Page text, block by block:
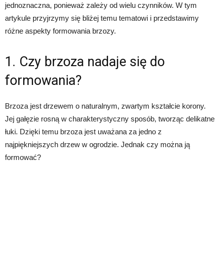
jednoznaczna, ponieważ zależy od wielu czynników. W tym
artykule przyjrzymy się bliżej temu tematowi i przedstawimy
różne aspekty formowania brzozy.
1. Czy brzoza nadaje się do
formowania?
Brzoza jest drzewem o naturalnym, zwartym kształcie korony.
Jej gałęzie rosną w charakterystyczny sposób, tworząc delikatne
łuki. Dzięki temu brzoza jest uważana za jedno z
najpiękniejszych drzew w ogrodzie. Jednak czy można ją
formować?